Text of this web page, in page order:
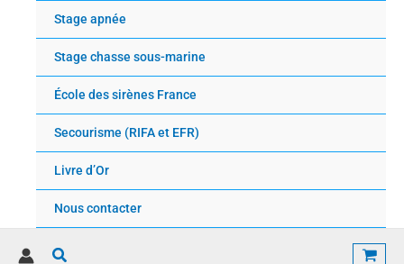
Stage apnée
Stage chasse sous-marine
École des sirènes France
Secourisme (RIFA et EFR)
Livre d’Or
Nous contacter
Rechercher